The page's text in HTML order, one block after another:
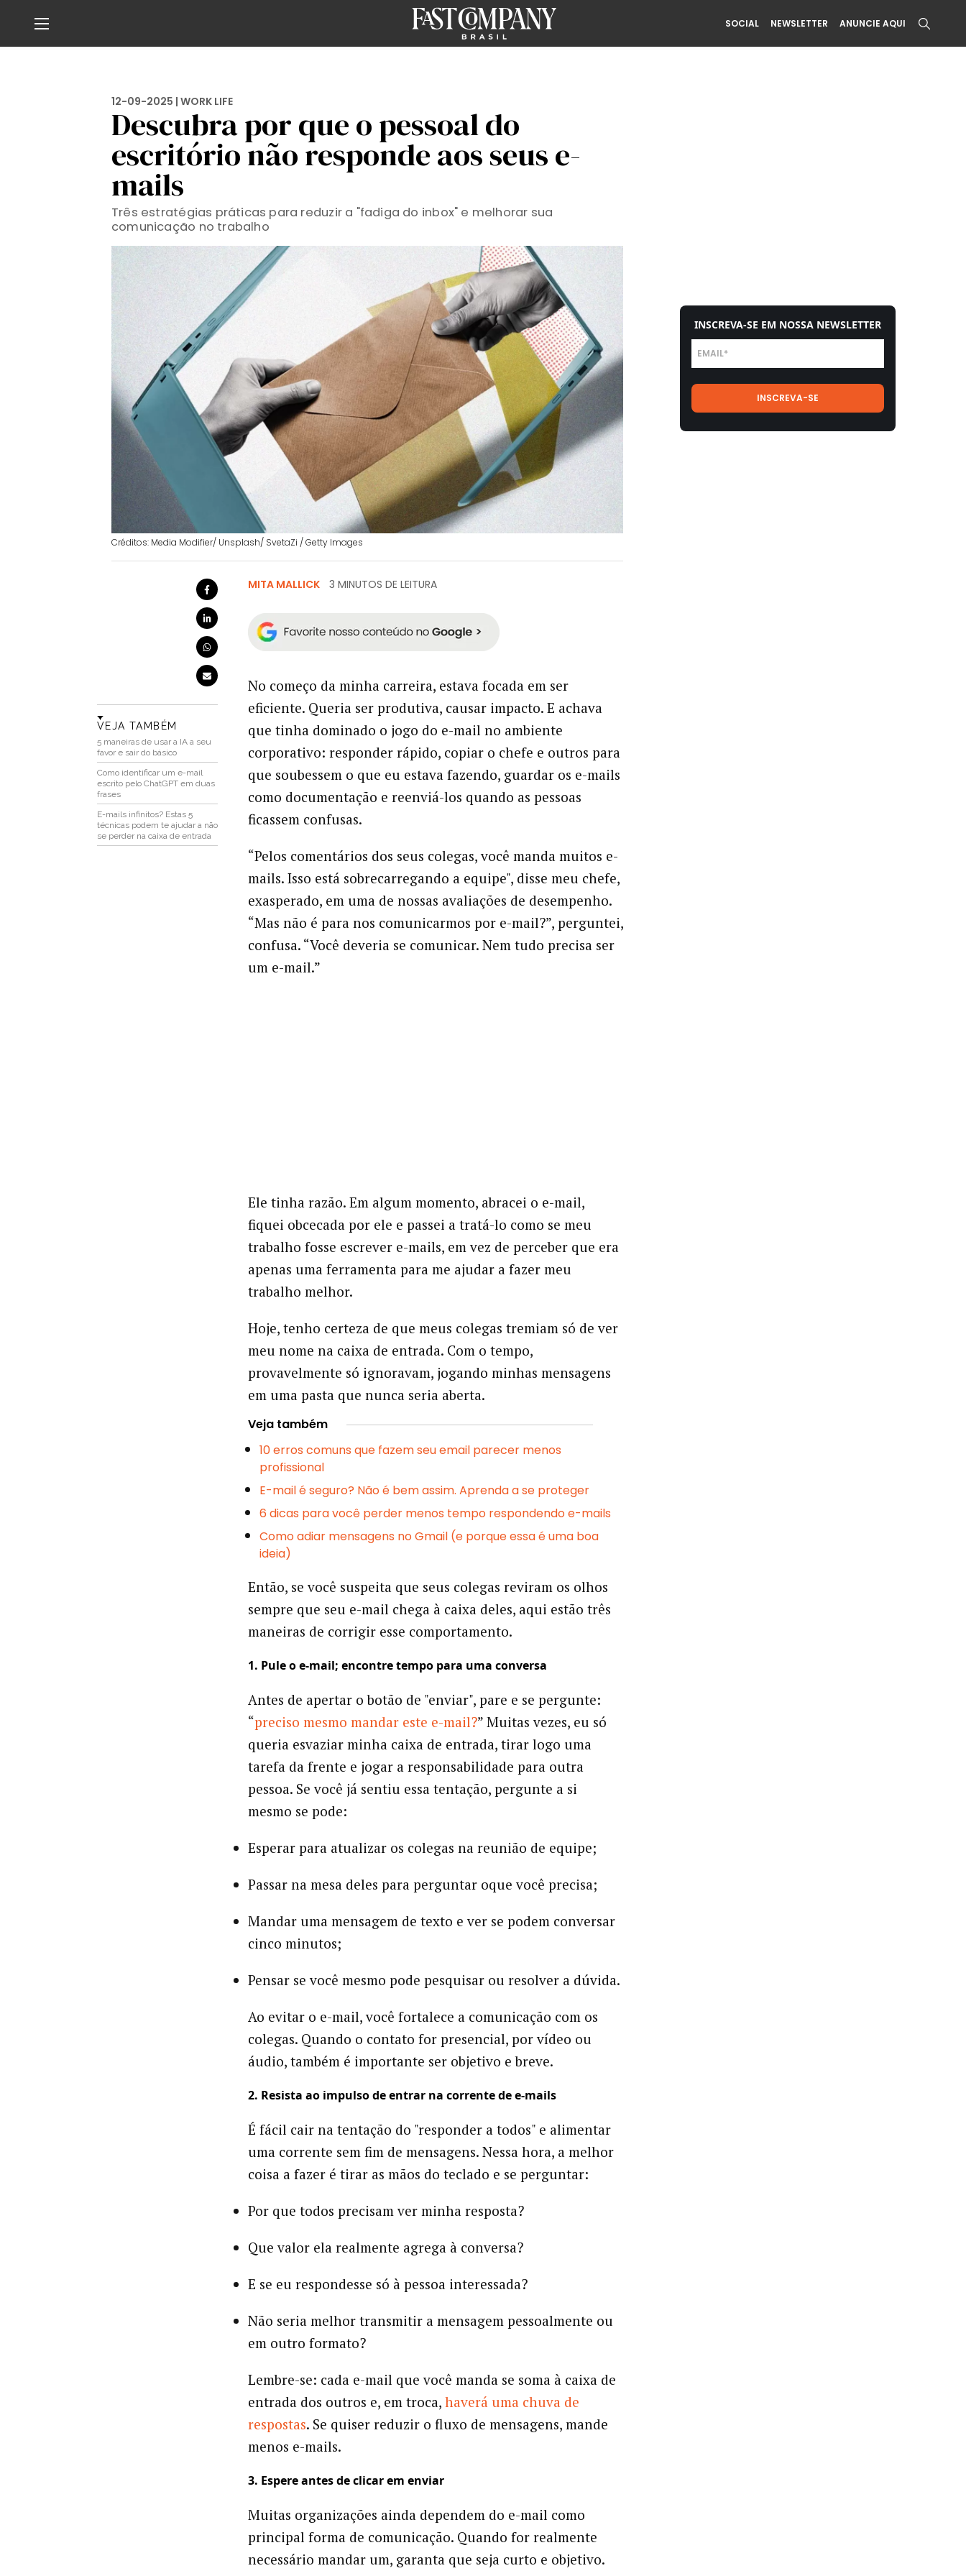
SOCIAL NEWSLETTER ANUNCIE AQUI
12-09-2025 | WORK LIFE
Descubra por que o pessoal do
escritório não responde aos seus e-
mails
Três estratégias práticas para reduzir a "fadiga do inbox" e melhorar sua
comunicação no trabalho
Créditos: Media Modifier/ Unsplash/ SvetaZi / Getty Images
VEJA TAMBÉM
5 maneiras de usar a IA a seu
favor e sair do básico
Como identificar um e-mail
escrito pelo ChatGPT em duas
frases
E-mails infinitos? Estas 5
técnicas podem te ajudar a não
se perder na caixa de entrada
MITA MALLICK 3 MINUTOS DE LEITURA
No começo da minha carreira, estava focada em ser
eficiente. Queria ser produtiva, causar impacto. E achava
que tinha dominado o jogo do e-mail no ambiente
corporativo: responder rápido, copiar o chefe e outros para
que soubessem o que eu estava fazendo, guardar os e-mails
como documentação e reenviá-los quando as pessoas
ficassem confusas.
“Pelos comentários dos seus colegas, você manda muitos e-
mails. Isso está sobrecarregando a equipe", disse meu chefe,
exasperado, em uma de nossas avaliações de desempenho.
“Mas não é para nos comunicarmos por e-mail?”, perguntei,
confusa. “Você deveria se comunicar. Nem tudo precisa ser
um e-mail.”
Ele tinha razão. Em algum momento, abracei o e-mail,
fiquei obcecada por ele e passei a tratá-lo como se meu
trabalho fosse escrever e-mails, em vez de perceber que era
apenas uma ferramenta para me ajudar a fazer meu
trabalho melhor.
Hoje, tenho certeza de que meus colegas tremiam só de ver
meu nome na caixa de entrada. Com o tempo,
provavelmente só ignoravam, jogando minhas mensagens
em uma pasta que nunca seria aberta.
Veja também
10 erros comuns que fazem seu email parecer menos
profissional
E-mail é seguro? Não é bem assim. Aprenda a se proteger
6 dicas para você perder menos tempo respondendo e-mails
Como adiar mensagens no Gmail (e porque essa é uma boa
ideia)
Então, se você suspeita que seus colegas reviram os olhos
sempre que seu e-mail chega à caixa deles, aqui estão três
maneiras de corrigir esse comportamento.
1. Pule o e-mail; encontre tempo para uma conversa
Antes de apertar o botão de "enviar", pare e se pergunte:
“preciso mesmo mandar este e-mail?” Muitas vezes, eu só
queria esvaziar minha caixa de entrada, tirar logo uma
tarefa da frente e jogar a responsabilidade para outra
pessoa. Se você já sentiu essa tentação, pergunte a si
mesmo se pode:
Esperar para atualizar os colegas na reunião de equipe;
Passar na mesa deles para perguntar oque você precisa;
Mandar uma mensagem de texto e ver se podem conversar
cinco minutos;
Pensar se você mesmo pode pesquisar ou resolver a dúvida.
Ao evitar o e-mail, você fortalece a comunicação com os
colegas. Quando o contato for presencial, por vídeo ou
áudio, também é importante ser objetivo e breve.
2. Resista ao impulso de entrar na corrente de e-mails
É fácil cair na tentação do "responder a todos" e alimentar
uma corrente sem fim de mensagens. Nessa hora, a melhor
coisa a fazer é tirar as mãos do teclado e se perguntar:
Por que todos precisam ver minha resposta?
Que valor ela realmente agrega à conversa?
E se eu respondesse só à pessoa interessada?
Não seria melhor transmitir a mensagem pessoalmente ou
em outro formato?
Lembre-se: cada e-mail que você manda se soma à caixa de
entrada dos outros e, em troca, haverá uma chuva de
respostas. Se quiser reduzir o fluxo de mensagens, mande
menos e-mails.
3. Espere antes de clicar em enviar
Muitas organizações ainda dependem do e-mail como
principal forma de comunicação. Quando for realmente
necessário mandar um, garanta que seja curto e objetivo.
INSCREVA-SE EM NOSSA NEWSLETTER